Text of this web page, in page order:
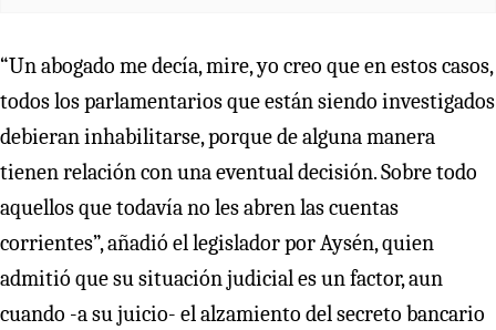
“Un abogado me decía, mire, yo creo que en estos casos,
todos los parlamentarios que están siendo investigados
debieran inhabilitarse, porque de alguna manera
tienen relación con una eventual decisión. Sobre todo
aquellos que todavía no les abren las cuentas
corrientes”, añadió el legislador por Aysén, quien
admitió que su situación judicial es un factor, aun
cuando -a su juicio- el alzamiento del secreto bancario